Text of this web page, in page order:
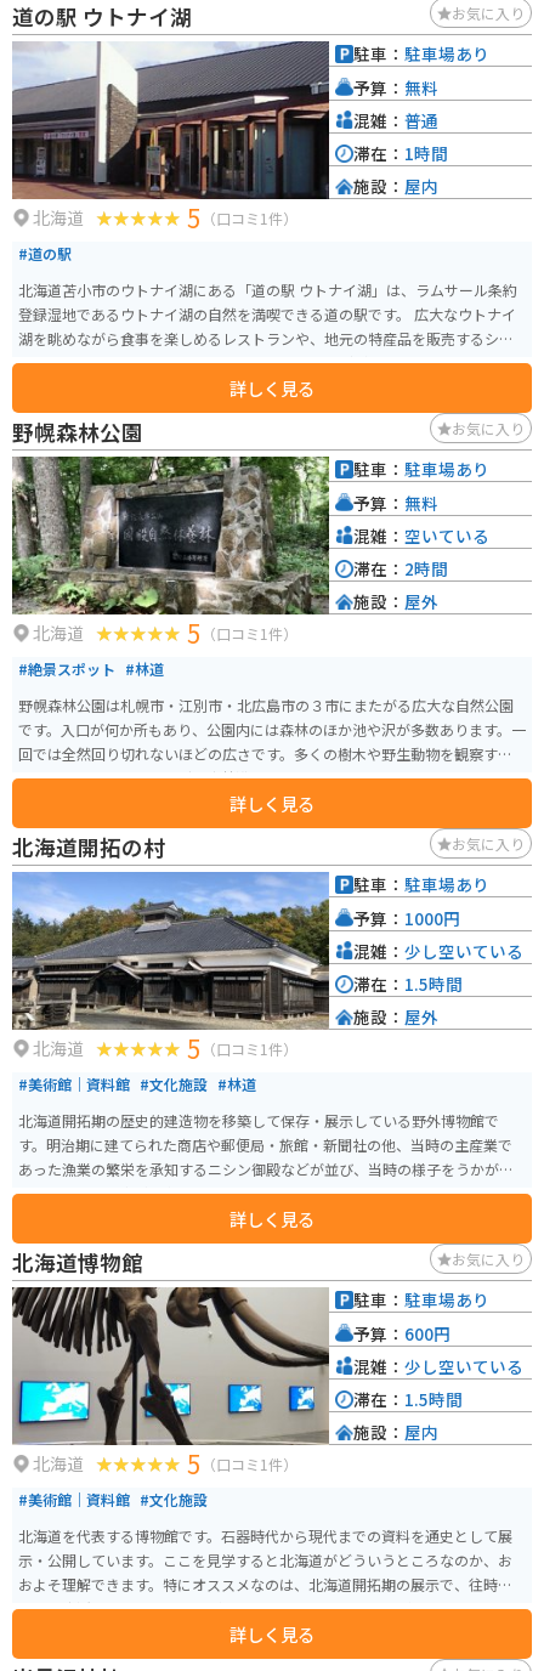
道の駅 ウトナイ湖 お気に入り
北海道 5 （口コミ1件）
#道の駅
北海道苫小市のウトナイ湖にある「道の駅 ウトナイ湖」は、ラムサール条約
登録湿地であるウトナイ湖の自然を満喫できる道の駅です。 広大なウトナイ
湖を眺めながら食事を楽しめるレストランや、地元の特産品を販売するショ
ップ、ウトナイ湖について学べる展示スペースなどがあります。 特におすす
めは、地元産の新鮮な食材をたっぷり使った料理の数々。 苫小と言えばホッ
キ貝が有名ですが、ウトナイ湖周辺で採れる新鮮な野菜を使った料理も絶品
です。 バイクで訪れる際は、駐車場からウトナイ湖畔まで続く遊歩道を散策
するのがおすすめです。 湖畔からは、四季折々の美しい自然を眺めることが
できます。 道の駅 ウトナイ湖は、自然を満喫しながら、地元の美味しいもの
を楽しめる場所です。
詳しく見る
駐車： 駐車場あり
予算： 無料
混雑： 普通
滞在： 1時間
施設： 屋内
野幌森林公園 お気に入り
北海道 5 （口コミ1件）
#絶景スポット #林道
野幌森林公園は札幌市・江別市・北広島市の３市にまたがる広大な自然公園
です。入口が何か所もあり、公園内には森林のほか池や沢が多数あります。一
回では全然回り切れないほどの広さです。多くの樹木や野生動物を観察する
こともでき、ウオーキングや森林浴にぴったりのスポットです。
詳しく見る
駐車： 駐車場あり
予算： 無料
混雑： 空いている
滞在： 2時間
施設： 屋外
北海道開拓の村 お気に入り
北海道 5 （口コミ1件）
#美術館｜資料館 #文化施設 #林道
北海道開拓期の歴史的建造物を移築して保存・展示している野外博物館で
す。明治期に建てられた商店や郵便局・旅館・新聞社の他、当時の主産業で
あった漁業の繁栄を承知するニシン御殿などが並び、当時の様子をうかがえ
ます。また、馬車が園内で運行されています。
詳しく見る
駐車： 駐車場あり
予算： 1000円
混雑： 少し空いている
滞在： 1.5時間
施設： 屋外
北海道博物館 お気に入り
北海道 5 （口コミ1件）
#美術館｜資料館 #文化施設
北海道を代表する博物館です。石器時代から現代までの資料を通史として展
示・公開しています。ここを見学すると北海道がどういうところなのか、お
およそ理解できます。特にオススメなのは、北海道開拓期の展示で、往時の
人々の生活ぶりをしのぶことができるジオラマや古い民具が展示されていま
詳しく見る
駐車： 駐車場あり
予算： 600円
混雑： 少し空いている
滞在： 1.5時間
施設： 屋内